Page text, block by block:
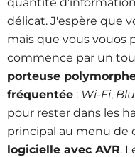
délicat. J'espère que
mais que vous vouos
commence par un
porteuse
fréquentée : Wi-Fi,
pour rester dans les
principal au menu de
logicielle avec AVR.